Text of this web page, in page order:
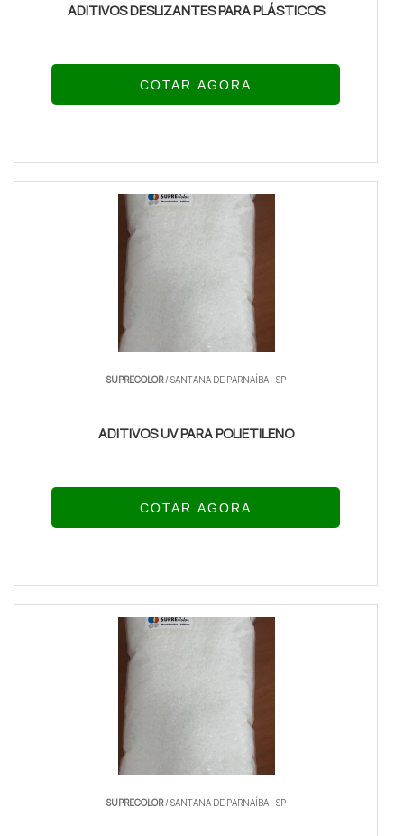
ADITIVOS DESLIZANTES PARA PLÁSTICOS
COTAR AGORA
SUPRECOLOR/ SANTANA DE PARNAÍBA - SP
ADITIVOS UV PARA POLIETILENO
COTAR AGORA
SUPRECOLOR/ SANTANA DE PARNAÍBA - SP